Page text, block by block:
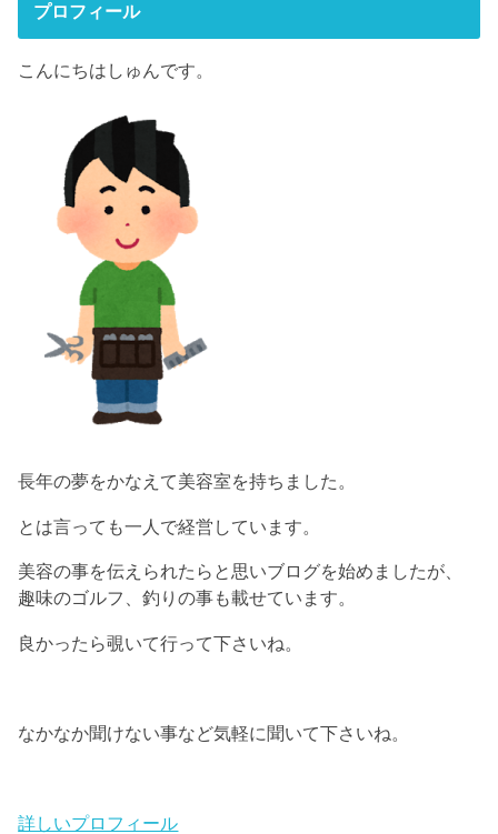
プロフィール
こんにちはしゅんです。
長年の夢をかなえて美容室を持ちました。
とは言っても一人で経営しています。
美容の事を伝えられたらと思いブログを始めましたが、
趣味のゴルフ、釣りの事も載せています。
良かったら覗いて行って下さいね。
なかなか聞けない事など気軽に聞いて下さいね。
詳しいプロフィール